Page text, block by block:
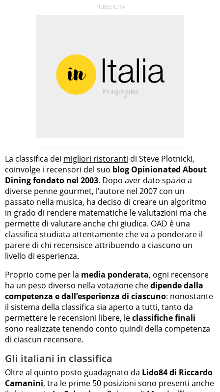
La classifica dei migliori ristoranti di Steve Plotnicki,
coinvolge i recensori del suo blog Opinionated About
Diningfondato nel 2003. Dopo aver dato spazio a
diverse penne gourmet, l’autore nel 2007 con un
passato nella musica, ha deciso di creare un algoritmo
in grado di rendere matematiche le valutazioni ma che
permette di valutare anche chi giudica. OAD è una
classifica studiata attentamente che va a ponderare il
parere di chi recensisce attribuendo a ciascuno un
livello di esperienza.
Proprio come per la media ponderata, ogni recensore
ha un peso diverso nella votazione chedipende dalla
competenza e dall’esperienza di ciascuno: nonostante
il sistema della classifica sia aperto a tutti, tanto da
permettere le recensioni libere, leclassifiche finali
sono realizzate tenendo conto quindi della competenza
di ciascun recensore.
Gli italiani in classifica
Oltre al quinto posto guadagnato da Lido84 di Riccardo
Camanini, tra le prime 50 posizioni sono presenti anche